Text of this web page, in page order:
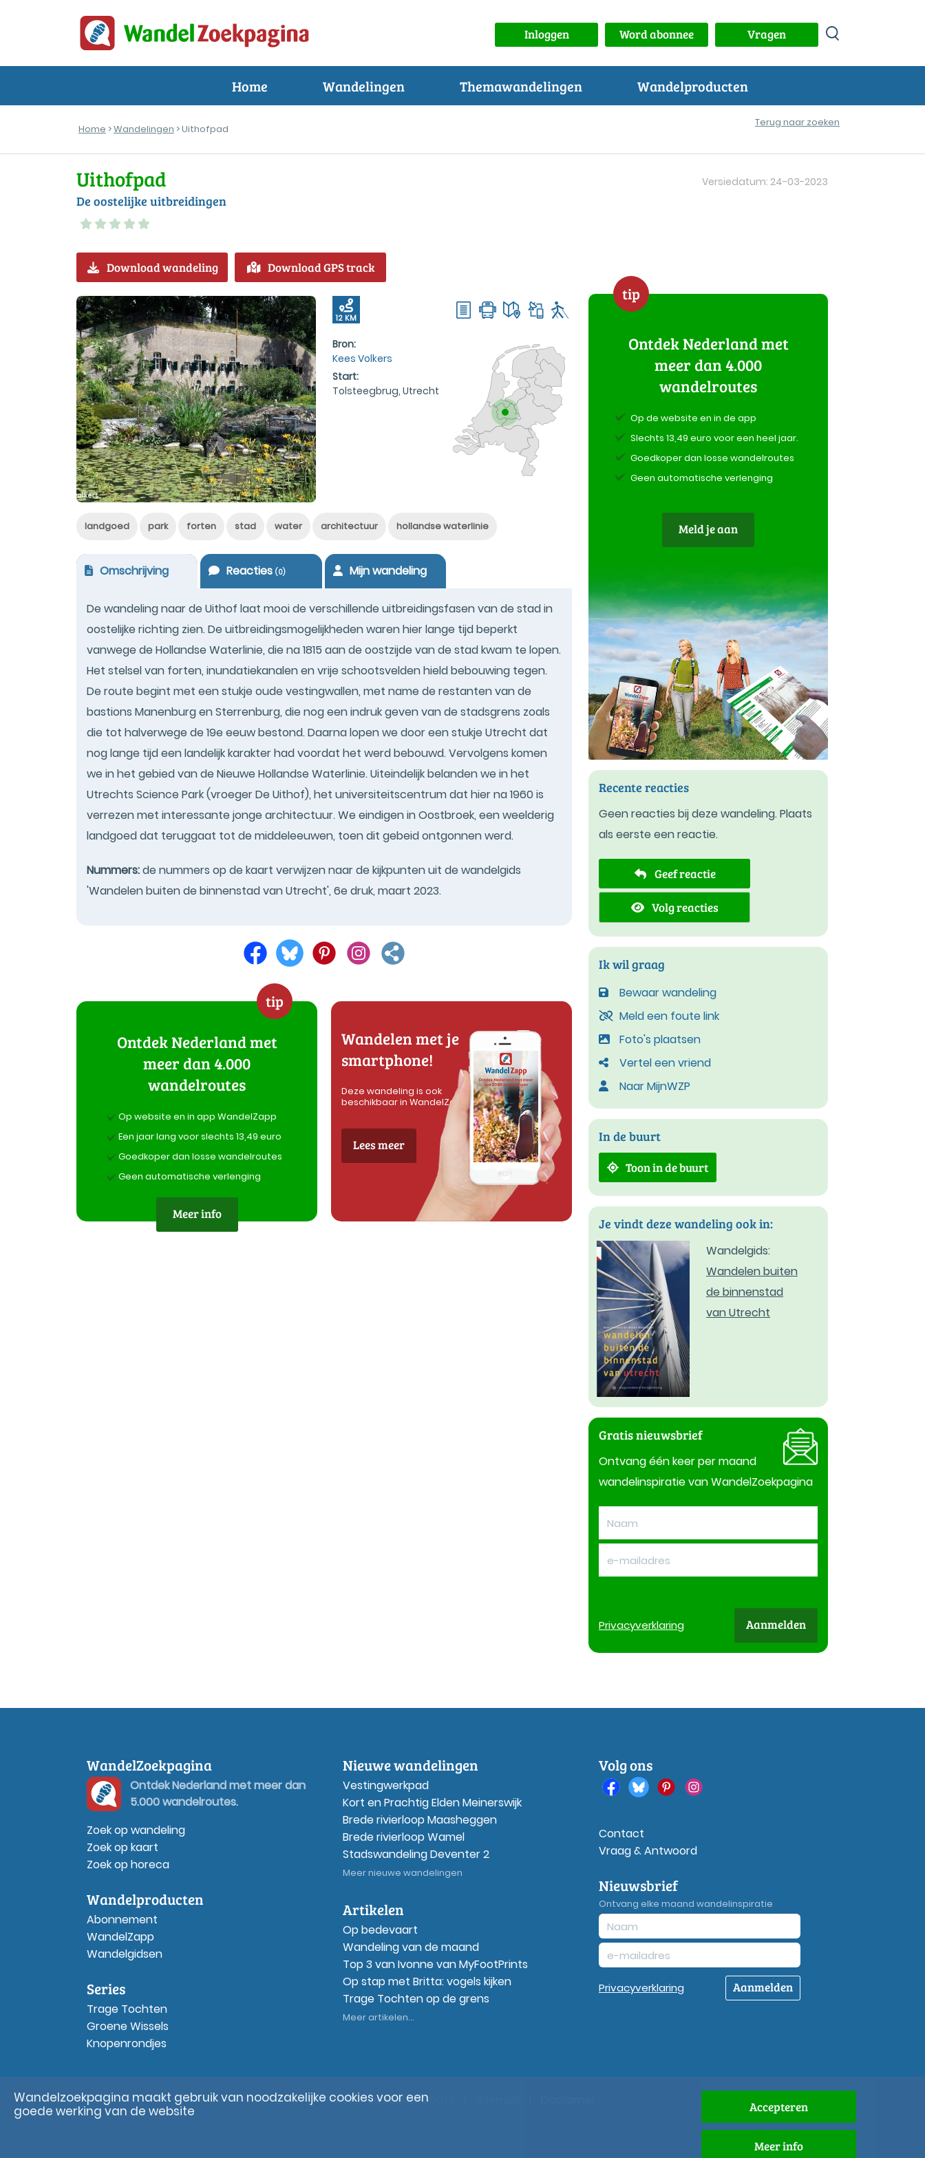
Inloggen Word abonnee Vragen
Home Wandelingen Themawandelingen Wandelproducten
Home >Wandelingen > Uithofpad
Terug naar zoeken
Uithofpad
De oostelijke uitbreidingen
Versiedatum: 24-03-2023
Download wandeling Download GPS track
12 KM
Bron:
Kees Volkers
Start:
Tolsteegbrug, Utrecht
landgoed park forten stad water architectuur hollandse waterlinie
Omschrijving Reacties(0) Mijn wandeling
De wandeling naar de Uithof laat mooi de verschillende uitbreidingsfasen van de stad in
oostelijke richting zien. De uitbreidingsmogelijkheden waren hier lange tijd beperkt
vanwege de Hollandse Waterlinie, die na 1815 aan de oostzijde van de stad kwam te lopen.
Het stelsel van forten, inundatiekanalen en vrije schootsvelden hield bebouwing tegen.
De route begint met een stukje oude vestingwallen, met name de restanten van de
bastions Manenburg en Sterrenburg, die nog een indruk geven van de stadsgrens zoals
die tot halverwege de 19e eeuw bestond. Daarna lopen we door een stukje Utrecht dat
nog lange tijd een landelijk karakter had voordat het werd bebouwd. Vervolgens komen
we in het gebied van de Nieuwe Hollandse Waterlinie. Uiteindelijk belanden we in het
Utrechts Science Park (vroeger De Uithof), het universiteitscentrum dat hier na 1960 is
verrezen met interessante jonge architectuur. We eindigen in Oostbroek, een weelderig
landgoed dat teruggaat tot de middeleeuwen, toen dit gebeid ontgonnen werd.
Nummers:de nummers op de kaart verwijzen naar de kijkpunten uit de wandelgids
'Wandelen buiten de binnenstad van Utrecht', 6e druk, maart 2023.
tip
Ontdek Nederland met
meer dan 4.000
wandelroutes
Op website en in app WandelZapp
Een jaar lang voor slechts 13,49 euro
Goedkoper dan losse wandelroutes
Geen automatische verlenging
Meer info
Wandelen met je
smartphone!
Deze wandeling is ook
beschikbaar in WandelZapp
Lees meer
tip
Ontdek Nederland met
meer dan 4.000
wandelroutes
Op de website en in de app
Slechts 13,49 euro voor een heel jaar.
Goedkoper dan losse wandelroutes
Geen automatische verlenging
Meld je aan
Recente reacties
Geen reacties bij deze wandeling. Plaats
als eerste een reactie.
Geef reactie
Volg reacties
Ik wil graag
Bewaar wandeling
Meld een foute link
Foto's plaatsen
Vertel een vriend
Naar MijnWZP
In de buurt
Toon in de buurt
Je vindt deze wandeling ook in:
Wandelgids:
Wandelen buiten
de binnenstad
van Utrecht
Gratis nieuwsbrief
Ontvang één keer per maand
wandelinspiratie van WandelZoekpagina
Privacyverklaring Aanmelden
WandelZoekpagina
Ontdek Nederland met meer dan
5.000 wandelroutes.
Zoek op wandeling
Zoek op kaart
Zoek op horeca
Wandelproducten
Abonnement
WandelZapp
Wandelgidsen
Series
Trage Tochten
Groene Wissels
Knopenrondjes
Nieuwe wandelingen
Vestingwerkpad
Kort en Prachtig Elden Meinerswijk
Brede rivierloop Maasheggen
Brede rivierloop Wamel
Stadswandeling Deventer 2
Meer nieuwe wandelingen
Artikelen
Op bedevaart
Wandeling van de maand
Top 3 van Ivonne van MyFootPrints
Op stap met Britta: vogels kijken
Trage Tochten op de grens
Meer artikelen...
Volg ons
Contact
Vraag & Antwoord
Nieuwsbrief
Ontvang elke maand wandelinspiratie
Privacyverklaring Aanmelden
© Wandelzoekpagina.nl
Wandelzoekpagina maakt gebruik van noodzakelijke cookies voor een
goede werking van de website
Accepteren
Meer info